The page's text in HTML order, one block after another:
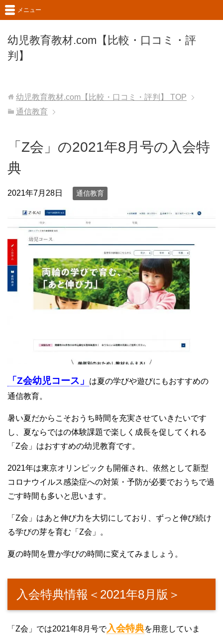
幼児教育教材.com【比較・口コミ・評
判】
メニュー
幼児教育教材.com【比較・口コミ・評判】
TOP
通信教育
「Z会」の2021年8月号の入会特
典
2021年7月28日 通信教育
「Z会幼児コース」
は夏の学びや遊びにもおすすめの
通信教育。
暑い夏だからこそおうち時間を充実させていきたいです
し、夏ならではの体験課題で楽しく成長を促してくれる
「Z会」はおすすめの幼児教育です。
2021年は東京オリンピックも開催され、依然として新型
コロナウイルス感染症への対策・予防が必要でおうちで過
ごす時間も多いと思います。
「Z会」はあと伸び力を大切にしており、ずっと伸び続け
る学びの芽を育む「Z会」。
夏の時間を豊か学びの時間に変えてみましょう。
入会特典情報＜2021年8月版＞
「Z会」では2021年8月号で入会特典を用意していま